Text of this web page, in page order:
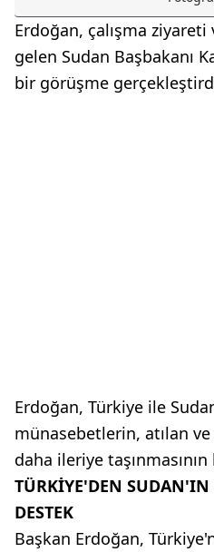
Erdoğan, çalışma
gelen Sudan Başbakanı
bir görüşme
Erdoğan, Türkiye ile
münasebetlerin, atılan ve
daha ileriye
TÜRKİYE'DEN
DESTEK
Başkan Erdoğan,